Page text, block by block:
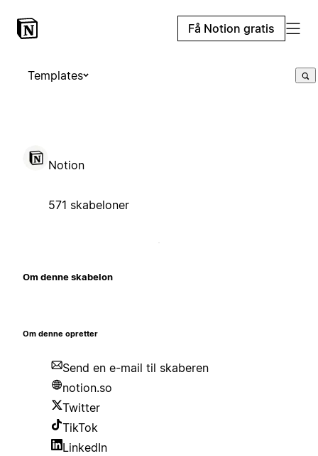
Få Notion gratis
Templates
Notion
571 skabeloner
Om denne skabelon
Om denne opretter
Send en e-mail til skaberen
notion.so
Twitter
TikTok
LinkedIn